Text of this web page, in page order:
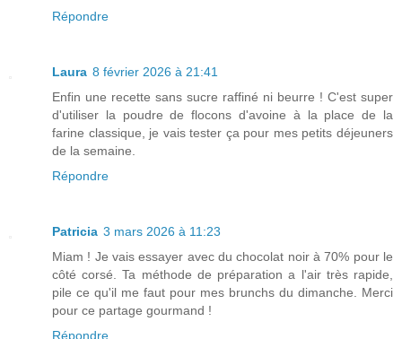
Répondre
Laura 8 février 2026 à 21:41
Enfin une recette sans sucre raffiné ni beurre ! C'est super
d'utiliser la poudre de flocons d'avoine à la place de la
farine classique, je vais tester ça pour mes petits déjeuners
de la semaine.
Répondre
Patricia 3 mars 2026 à 11:23
Miam ! Je vais essayer avec du chocolat noir à 70% pour le
côté corsé. Ta méthode de préparation a l'air très rapide,
pile ce qu'il me faut pour mes brunchs du dimanche. Merci
pour ce partage gourmand !
Répondre